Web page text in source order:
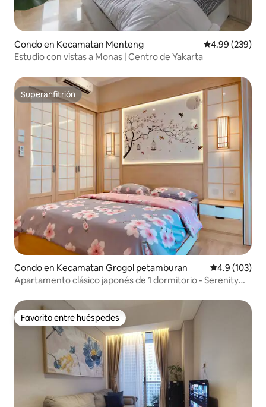
Condo en Kecamatan Menteng Calificación
4.99 (239)
Estudio con vistas a Monas | Centro de Yakarta
Superanfitrión
Superanfitrión
Condo en Kecamatan Grogol petamburan Calificación
4.9 (103)
Apartamento clásico japonés de 1 dormitorio - Serenity
Favorito entre huéspedes
Favorito entre huéspedes